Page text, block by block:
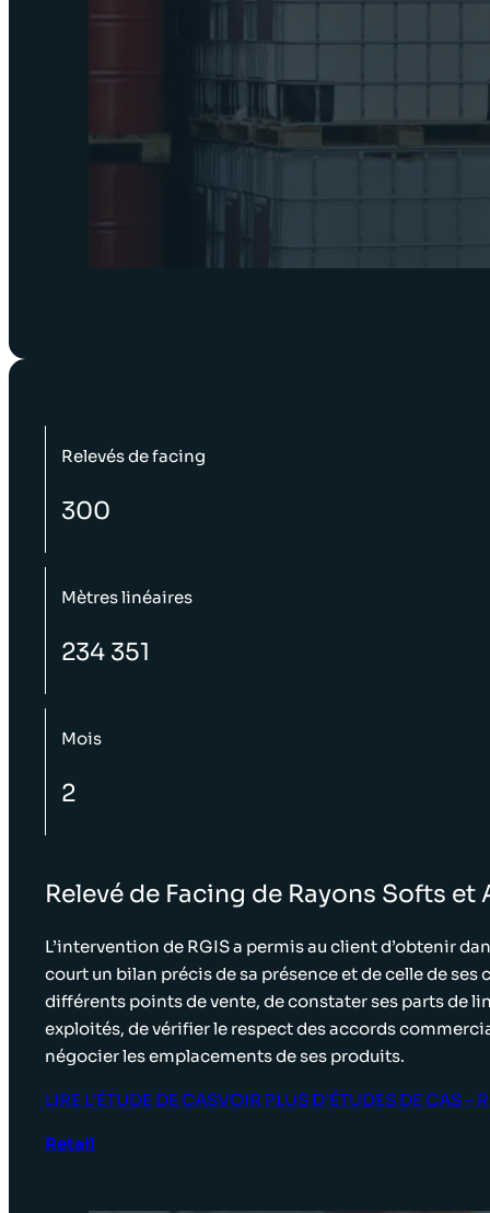
Relevé de Facing de Rayons Softs et
L’intervention de RGIS a permis au client d’obtenir
court un bilan précis de sa présence et de celle de ses
différents points de vente, de constater ses parts de
exploités, de vérifier le respect des accords
négocier les emplacements de ses produits.
LIRE L’ÉTUDE DE CASVOIR PLUS D’ÉTUDES DE CAS –
Retail
Relevés de facing
300
Mètres linéaires
234 351
Mois
2